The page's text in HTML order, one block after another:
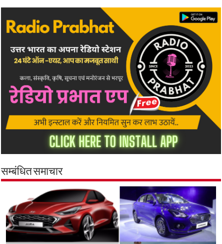
सम्बंधित समाचार